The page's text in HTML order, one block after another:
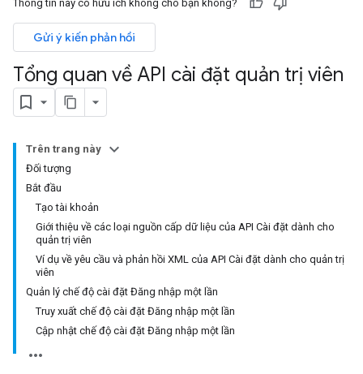
Thông tin này có hữu ích không cho bạn không?
Gửi ý kiến phản hồi
Tổng quan về API cài đặt quản trị viên
Trên trang này
Đối tượng
Bắt đầu
Tạo tài khoản
Giới thiệu về các loại nguồn cấp dữ liệu của API Cài đặt dành cho
quản trị viên
Ví dụ về yêu cầu và phản hồi XML của API Cài đặt dành cho quản trị
viên
Quản lý chế độ cài đặt Đăng nhập một lần
Truy xuất chế độ cài đặt Đăng nhập một lần
Cập nhật chế độ cài đặt Đăng nhập một lần